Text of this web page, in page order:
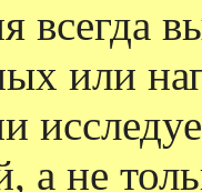
всегда
или
а не